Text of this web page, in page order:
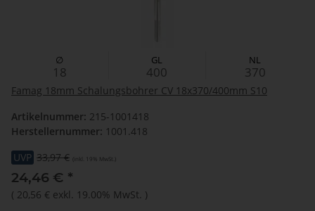
∅
18
GL
400
NL
370
Famag 18mm Schalungsbohrer CV 18x370/400mm S10
Artikelnummer: 215-1001418
Herstellernummer: 1001.418
UVP 33,97 € (inkl. 19% MwSt.)
24,46 € *
( 20,56 € exkl. 19.00% MwSt. )